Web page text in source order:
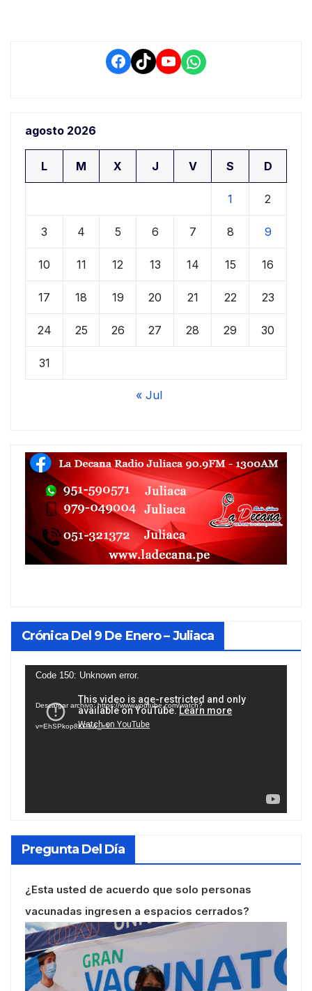
Facebook
TikTokYouTube
WhatsApp
agosto 2026
L M X J V S D
1 2
3 4 5 6 7 8 9
10 11 12 13 14 15 16
17 18 19 20 21 22 23
24 25 26 27 28 29 30
31
« Jul
Crónica Del 9 De Enero – Juliaca
Reproductor
vídeo
Code 150: Unknown error.
Descargar archivo: https://www.youtube.com/watch?
v=EhSPkop8KPY&_=1
Pregunta Del Día
¿Esta usted de acuerdo que solo personas
vacunadas ingresen a espacios cerrados?